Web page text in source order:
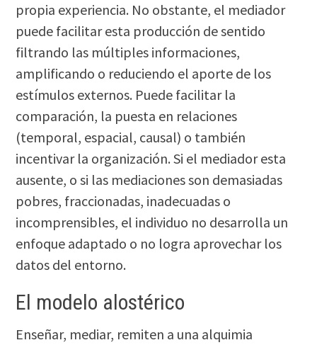
propia experiencia. No obstante, el mediador
puede facilitar esta producción de sentido
filtrando las múltiples informaciones,
amplificando o reduciendo el aporte de los
estímulos externos. Puede facilitar la
comparación, la puesta en relaciones
(temporal, espacial, causal) o también
incentivar la organización. Si el mediador esta
ausente, o si las mediaciones son demasiadas
pobres, fraccionadas, inadecuadas o
incomprensibles, el individuo no desarrolla un
enfoque adaptado o no logra aprovechar los
datos del entorno.
El modelo alostérico
Enseñar, mediar, remiten a una alquimia